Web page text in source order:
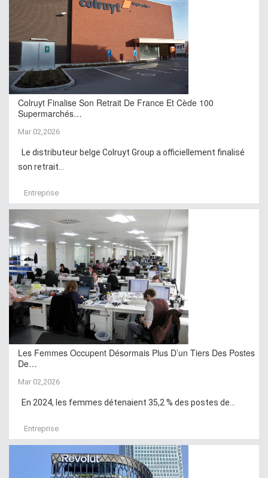
Colruyt Finalise Son Retrait De France Et Cède 100
Supermarchés…
Mar 02,2026
Le distributeur belge Colruyt Group a officiellement finalisé
son retrait...
Entreprise
Les Femmes Occupent Désormais Plus D’un Tiers Des Postes
De…
Mar 02,2026
En 2024, les femmes détenaient 35,2 % des postes de...
Entreprise